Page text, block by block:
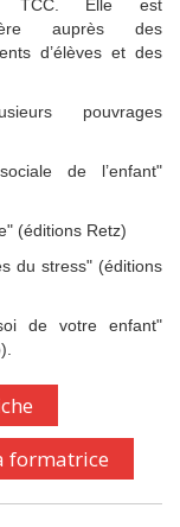
TCC. Elle est
auprès des
d’élèves et des
pouvrages
de l’enfant"
(éditions Retz)
du stress" (éditions
de votre enfant"
formatrice